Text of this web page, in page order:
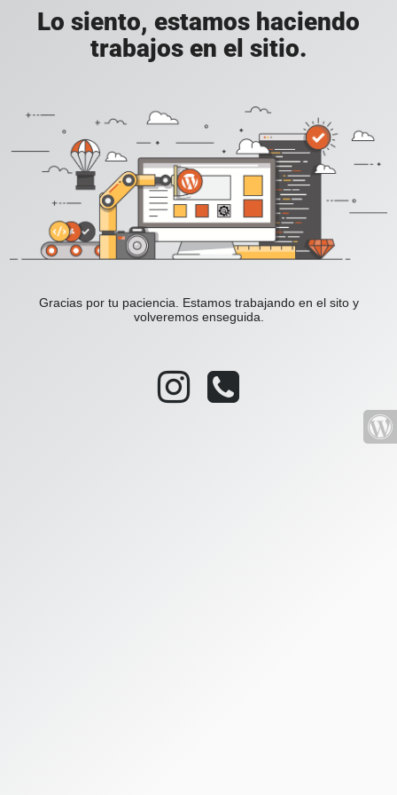
Lo siento, estamos haciendo
trabajos en el sitio.
Gracias por tu paciencia. Estamos trabajando en el sito y
volveremos enseguida.